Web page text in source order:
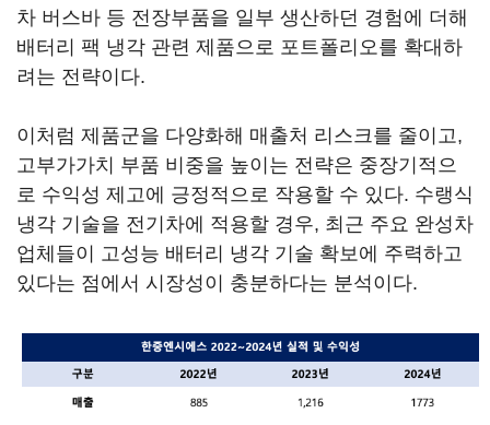
차 버스바 등 전장부품을 일부 생산하던 경험에 더해
배터리 팩 냉각 관련 제품으로 포트폴리오를 확대하
려는 전략이다.
이처럼 제품군을 다양화해 매출처 리스크를 줄이고,
고부가가치 부품 비중을 높이는 전략은 중장기적으
로 수익성 제고에 긍정적으로 작용할 수 있다. 수랭식
냉각 기술을 전기차에 적용할 경우, 최근 주요 완성차
업체들이 고성능 배터리 냉각 기술 확보에 주력하고
있다는 점에서 시장성이 충분하다는 분석이다.